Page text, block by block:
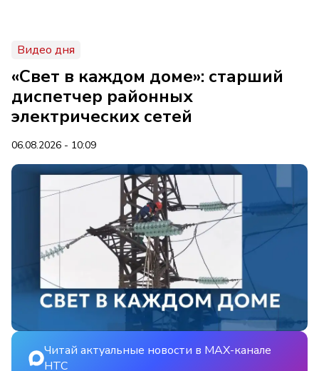
Видео дня
«Свет в каждом доме»: старший
диспетчер районных
электрических сетей
06.08.2026 - 10:09
Читай актуальные новости в MAX-канале
НТС